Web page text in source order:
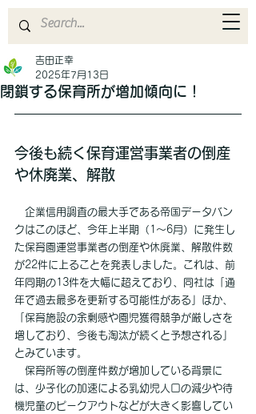
閉鎖する保育所が増加傾向に！
吉田正幸
2025年7月13日
今後も続く保育運営事業者の倒産
や休廃業、解散
企業信用調査の最大手である帝国データバン
クはこのほど、今年上半期（1～6月）に発生し
た保育園運営事業者の倒産や休廃業、解散件数
が22件に上ることを発表しました。これは、前
年同期の13件を大幅に超えており、同社は「通
年で過去最多を更新する可能性がある」ほか、
「保育施設の余剰感や園児獲得競争が厳しさを
増しており、今後も淘汰が続くと予想される」
とみています。
保育所等の倒産件数が増加している背景に
は、少子化の加速による乳幼児人口の減少や待
機児童のピークアウトなどが大きく影響してい